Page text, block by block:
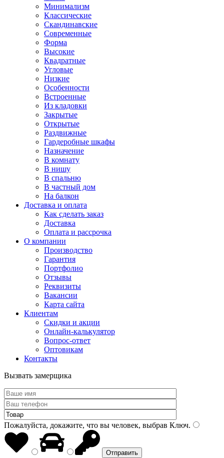
Минимализм
Классические
Скандинавские
Современные
Форма
Высокие
Квадратные
Угловые
Низкие
Особенности
Встроенные
Из кладовки
Закрытые
Открытые
Раздвижные
Гардеробные шкафы
Назначение
В комнату
В нишу
В спальню
В частный дом
На балкон
Доставка и оплата
Как сделать заказ
Доставка
Оплата и рассрочка
О компании
Производство
Гарантия
Портфолио
Отзывы
Реквизиты
Вакансии
Карта сайта
Клиентам
Скидки и акции
Онлайн-калькулятор
Вопрос-ответ
Оптовикам
Контакты
Вызвать замерщика
Пожалуйста, докажите, что вы человек, выбрав Ключ.